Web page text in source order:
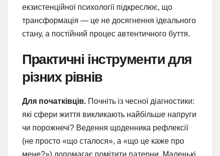
екзистенційної психології підкреслює, що
трансформація — це не досягнення ідеального
стану, а постійний процес автентичного буття.
Практичні інструменти для
різних рівнів
Для початківців. Почніть із чесної діагностики:
які сфери життя викликають найбільше напруги
чи порожнечі? Ведення щоденника рефлексії
(не просто «що сталося», а «що це каже про
мене?») допомагає помітити патерни. Маленькі